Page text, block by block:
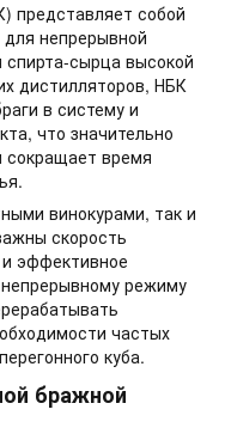
представляет собой
непрерывной
спирта-сырца высокой
дистилляторов, НБК
в систему и
что значительно
сокращает время
винокурами, так и
скорость
эффективное
режиму
частых
куба.
бражной